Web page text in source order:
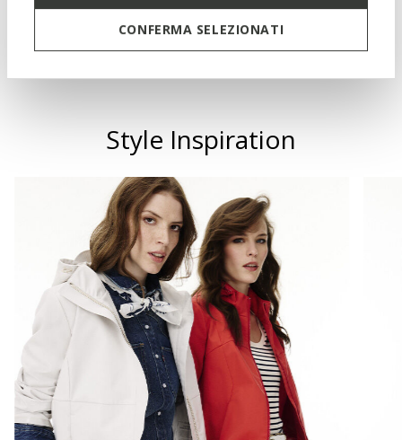
CONFERMA SELEZIONATI
Technologies
Style Inspiration